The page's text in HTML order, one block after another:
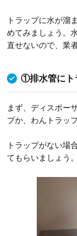
トラップに水が溜
めてみましょう。
直せないので、業
①排水管にト
まず、ディスポー
プか、わんトラッ
トラップがない場
てもらいましょう。